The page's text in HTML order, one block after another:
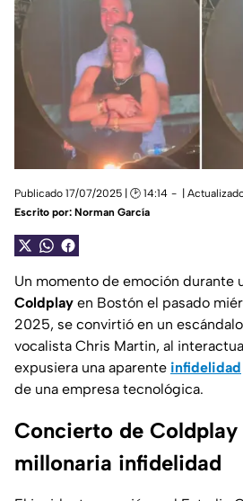
Publicado 17/07/2025 | 🕑 14:14 |
Escrito por: Norman García
Un momento de emoción durante
Coldplay en Bostón el pasado
2025, se convirtió en un
vocalista Chris Martin, al
expusiera una aparente infidelidad
de una empresa tecnológica.
Concierto de Coldplay
millonaria infidelidad